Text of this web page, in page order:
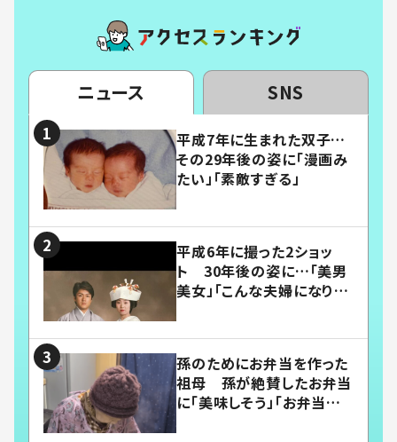
ニュース SNS
平成7年に生まれた双子…
その29年後の姿に「漫画み
たい」「素敵すぎる」
平成6年に撮った2ショッ
ト 30年後の姿に…「美男
美女」「こんな夫婦になりた
孫のためにお弁当を作った
祖母 孫が絶賛したお弁当
に「美味しそう」「お弁当すご